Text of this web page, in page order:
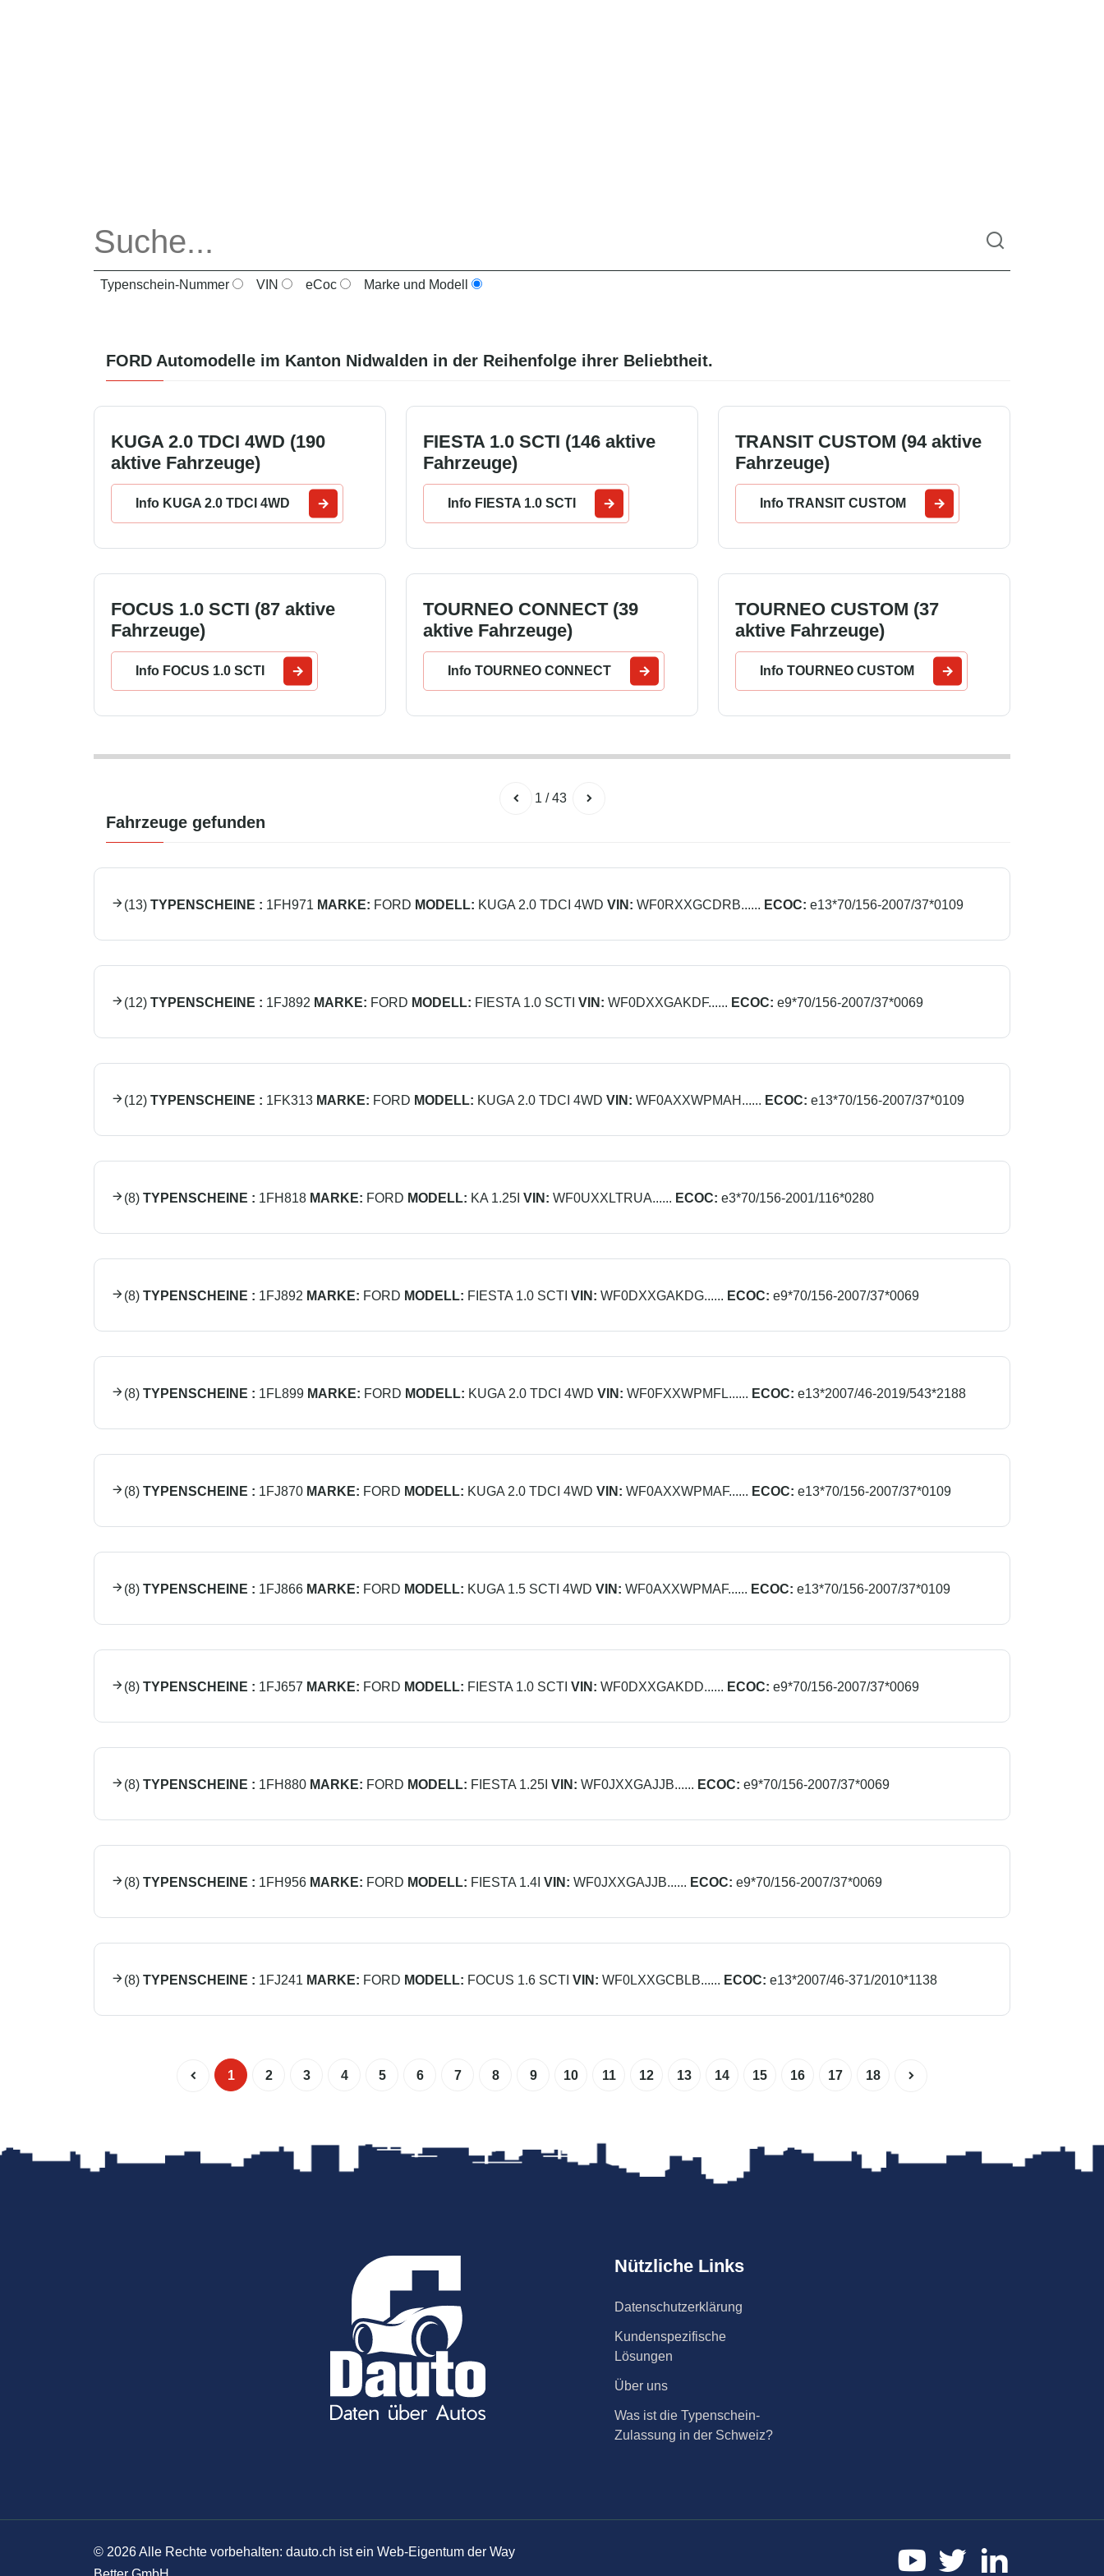
Typenschein-Nummer VIN eCoc Marke und Modell
FORD Automodelle im Kanton Nidwalden in der Reihenfolge ihrer Beliebtheit.
KUGA 2.0 TDCI 4WD (190
aktive Fahrzeuge)
Info KUGA 2.0 TDCI 4WD
FIESTA 1.0 SCTI (146 aktive
Fahrzeuge)
Info FIESTA 1.0 SCTI
TRANSIT CUSTOM (94 aktive
Fahrzeuge)
Info TRANSIT CUSTOM
FOCUS 1.0 SCTI (87 aktive
Fahrzeuge)
Info FOCUS 1.0 SCTI
TOURNEO CONNECT (39
aktive Fahrzeuge)
Info TOURNEO CONNECT
TOURNEO CUSTOM (37
aktive Fahrzeuge)
Info TOURNEO CUSTOM
1 /43
Fahrzeuge gefunden
(13) TYPENSCHEINE : 1FH971 MARKE: FORD MODELL: KUGA 2.0 TDCI 4WD VIN: WF0RXXGCDRB...... ECOC: e13*70/156-2007/37*0109
(12) TYPENSCHEINE : 1FJ892 MARKE: FORD MODELL: FIESTA 1.0 SCTI VIN: WF0DXXGAKDF...... ECOC: e9*70/156-2007/37*0069
(12) TYPENSCHEINE : 1FK313 MARKE: FORD MODELL: KUGA 2.0 TDCI 4WD VIN: WF0AXXWPMAH...... ECOC: e13*70/156-2007/37*0109
(8) TYPENSCHEINE : 1FH818 MARKE: FORD MODELL: KA 1.25I VIN: WF0UXXLTRUA...... ECOC: e3*70/156-2001/116*0280
(8) TYPENSCHEINE : 1FJ892 MARKE: FORD MODELL: FIESTA 1.0 SCTI VIN: WF0DXXGAKDG...... ECOC: e9*70/156-2007/37*0069
(8) TYPENSCHEINE : 1FL899 MARKE: FORD MODELL: KUGA 2.0 TDCI 4WD VIN: WF0FXXWPMFL...... ECOC: e13*2007/46-2019/543*2188
(8) TYPENSCHEINE : 1FJ870 MARKE: FORD MODELL: KUGA 2.0 TDCI 4WD VIN: WF0AXXWPMAF...... ECOC: e13*70/156-2007/37*0109
(8) TYPENSCHEINE : 1FJ866 MARKE: FORD MODELL: KUGA 1.5 SCTI 4WD VIN: WF0AXXWPMAF...... ECOC: e13*70/156-2007/37*0109
(8) TYPENSCHEINE : 1FJ657 MARKE: FORD MODELL: FIESTA 1.0 SCTI VIN: WF0DXXGAKDD...... ECOC: e9*70/156-2007/37*0069
(8) TYPENSCHEINE : 1FH880 MARKE: FORD MODELL: FIESTA 1.25I VIN: WF0JXXGAJJB...... ECOC: e9*70/156-2007/37*0069
(8) TYPENSCHEINE : 1FH956 MARKE: FORD MODELL: FIESTA 1.4I VIN: WF0JXXGAJJB...... ECOC: e9*70/156-2007/37*0069
(8) TYPENSCHEINE : 1FJ241 MARKE: FORD MODELL: FOCUS 1.6 SCTI VIN: WF0LXXGCBLB...... ECOC: e13*2007/46-371/2010*1138
1 2 3 4 5 6 7 8 9 10 11 12 13 14 15 16 17 18
Nützliche Links
Datenschutzerklärung
Kundenspezifische
Lösungen
Über uns
Was ist die Typenschein-
Zulassung in der Schweiz?
© 2026Alle Rechte vorbehalten: dauto.ch ist ein Web-Eigentum der Way